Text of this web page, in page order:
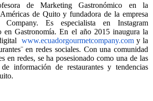
de Marketing Gastronómico en la
de Quito y fundadora de la empresa
Company. Es especialista en Instagram
en Gastronomía. En el año 2015 inaugura la
www.ecuadorgourmetcompany.com y la
en redes sociales. Con una comunidad
en redes, se ha posesionado como una de las
información de restaurantes y tendencias